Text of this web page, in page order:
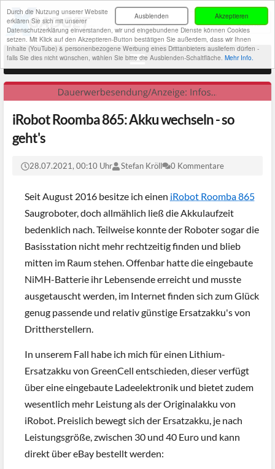
Akzeptieren
Ausblenden
Durch die Nutzung unserer Website
erklären Sie sich mit unserer
Datenschutzerklärung einverstanden, wir und eingebundene Dienste können Cookies
setzen. Mit Klick auf den Akzeptieren-Button bestätigen Sie außerdem, dass wir Ihnen
Inhalte (YouTube) & personenbezogene Werbung eines Drittanbieters ausliefern dürfen -
falls Sie dies nicht wünschen, wählen Sie bitte die Ausblenden-Schaltfläche. Mehr Info.
iRobot Roomba 865: Akku wechseln - so
geht's
28.07.2021, 00:10 Uhr Stefan Kröll 0 Kommentare
Seit August 2016 besitze ich einen iRobot Roomba 865
Saugroboter, doch allmählich ließ die Akkulaufzeit
bedenklich nach. Teilweise konnte der Roboter sogar die
Basisstation nicht mehr rechtzeitig finden und blieb
mitten im Raum stehen. Offenbar hatte die eingebaute
NiMH-Batterie ihr Lebensende erreicht und musste
ausgetauscht werden, im Internet finden sich zum Glück
genug passende und relativ günstige Ersatzakku's von
Drittherstellern.
In unserem Fall habe ich mich für einen Lithium-
Ersatzakku von GreenCell entschieden, dieser verfügt
über eine eingebaute Ladeelektronik und bietet zudem
wesentlich mehr Leistung als der Originalakku von
iRobot. Preislich bewegt sich der Ersatzakku, je nach
Leistungsgröße, zwischen 30 und 40 Euro und kann
direkt über eBay bestellt werden: